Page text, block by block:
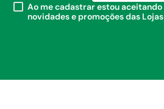
Ao me cadastrar estou
novidades e promoções das